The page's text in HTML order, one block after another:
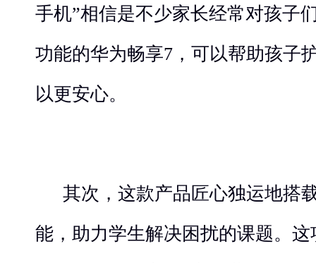
手机”相信是不少家长经常对孩子
功能的华为畅享7，可以帮助孩子
以更安心。
其次，这款产品匠心独运地搭
能，助力学生解决困扰的课题。